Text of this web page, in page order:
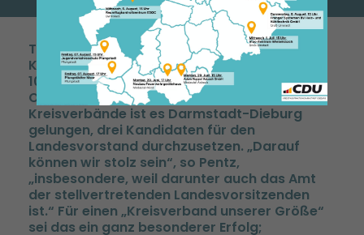
Triumph für Manfred Pentz und den
Kreisverband Darmstadt-Dieburg auf dem
100. Landesparteitag der CDU Hessen in
Offenbach: Als einem der wenigen
Kreisverbände ist es Darmstadt-Dieburg
gelungen, drei Kandidaten für den
Landesvorstand durchzusetzen. „Darauf
können wir stolz sein“, so Pentz,
insbesondere, weil darunter auch das Amt
der stellvertretenden Landesvorsitzenden
ist.“ Für einen „Kreisverband unserer Größe“
sei das ein ganz besonderer Erfolg;